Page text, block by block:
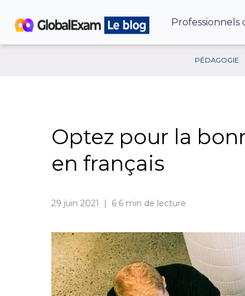
Professionnels
PÉDAGOGIE
Optez pour la
en français
29 juin 2021 | 6 6 min de lecture